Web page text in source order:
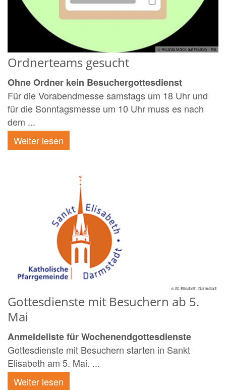
© Ricarda Mölck auf Pixabay - frei
Ordnerteams gesucht
Ohne Ordner kein Besuchergottesdienst
Für die Vorabendmesse samstags um 18 Uhr und
für die Sonntagsmesse um 10 Uhr muss es nach
dem ...
Weiter lesen
© St. Elisabeth, Darmstadt
Gottesdienste mit Besuchern ab 5.
Mai
Anmeldeliste für Wochenendgottesdienste
Gottesdienste mit Besuchern starten in Sankt
Elisabeth am 5. Mai. ...
Weiter lesen